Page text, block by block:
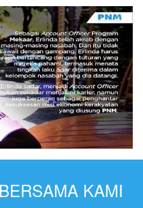
KAMI